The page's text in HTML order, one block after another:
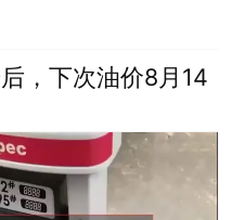
，下次油价8月14